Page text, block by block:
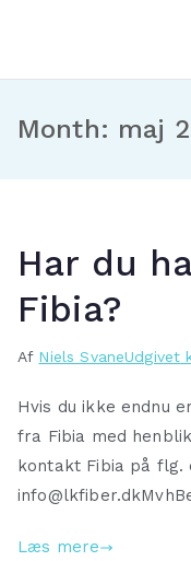
Month: maj
Har du
Fibia?
Af Niels SvaneUdgivet
Hvis du ikke endnu
fra Fibia med
kontakt Fibia på flg.
Læs mere